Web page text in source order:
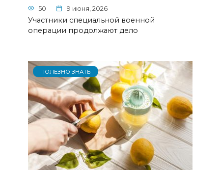
50 9 июня, 2026
Участники специальной военной
операции продолжают дело
ПОЛЕЗНО ЗНАТЬ